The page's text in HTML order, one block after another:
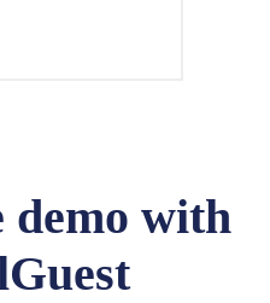
demo with